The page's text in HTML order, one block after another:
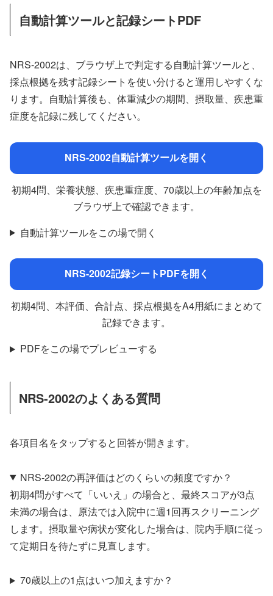
自動計算ツールと記録シートPDF
NRS-2002は、ブラウザ上で判定する自動計算ツールと、
採点根拠を残す記録シートを使い分けると運用しやすくな
ります。自動計算後も、体重減少の期間、摂取量、疾患重
症度を記録に残してください。
NRS-2002自動計算ツールを開く
初期4問、栄養状態、疾患重症度、70歳以上の年齢加点を
ブラウザ上で確認できます。
自動計算ツールをこの場で開く
NRS-2002記録シートPDFを開く
初期4問、本評価、合計点、採点根拠をA4用紙にまとめて
記録できます。
PDFをこの場でプレビューする
NRS-2002のよくある質問
各項目名をタップすると回答が開きます。
NRS-2002の再評価はどのくらいの頻度ですか？
初期4問がすべて「いいえ」の場合と、最終スコアが3点
未満の場合は、原法では入院中に週1回再スクリーニング
します。摂取量や病状が変化した場合は、院内手順に従っ
て定期日を待たずに見直します。
70歳以上の1点はいつ加えますか？